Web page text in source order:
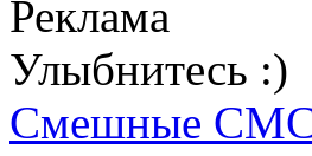
Реклама
Улыбнитесь :)
Смешные